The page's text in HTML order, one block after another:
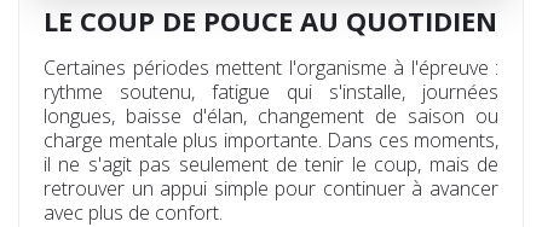
LE COUP DE POUCE AU QUOTIDIEN
Certaines périodes mettent l'organisme à l'épreuve :
rythme soutenu, fatigue qui s'installe, journées
longues, baisse d'élan, changement de saison ou
charge mentale plus importante. Dans ces moments,
il ne s'agit pas seulement de tenir le coup, mais de
retrouver un appui simple pour continuer à avancer
avec plus de confort.